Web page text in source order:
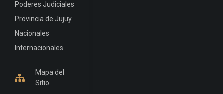
Poderes Judiciales
Provincia de Jujuy
Nacionales
Internacionales
Mapa del
Sitio